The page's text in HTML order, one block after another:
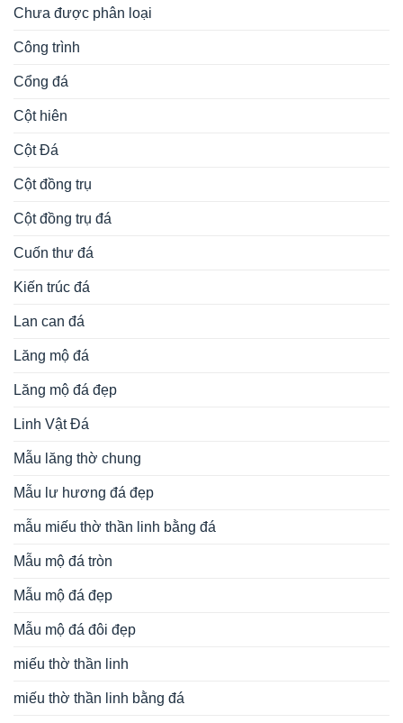
Chưa được phân loại
Công trình
Cổng đá
Cột hiên
Cột Đá
Cột đồng trụ
Cột đồng trụ đá
Cuốn thư đá
Kiến trúc đá
Lan can đá
Lăng mộ đá
Lăng mộ đá đẹp
Linh Vật Đá
Mẫu lăng thờ chung
Mẫu lư hương đá đẹp
mẫu miếu thờ thần linh bằng đá
Mẫu mộ đá tròn
Mẫu mộ đá đẹp
Mẫu mộ đá đôi đẹp
miếu thờ thần linh
miếu thờ thần linh bằng đá